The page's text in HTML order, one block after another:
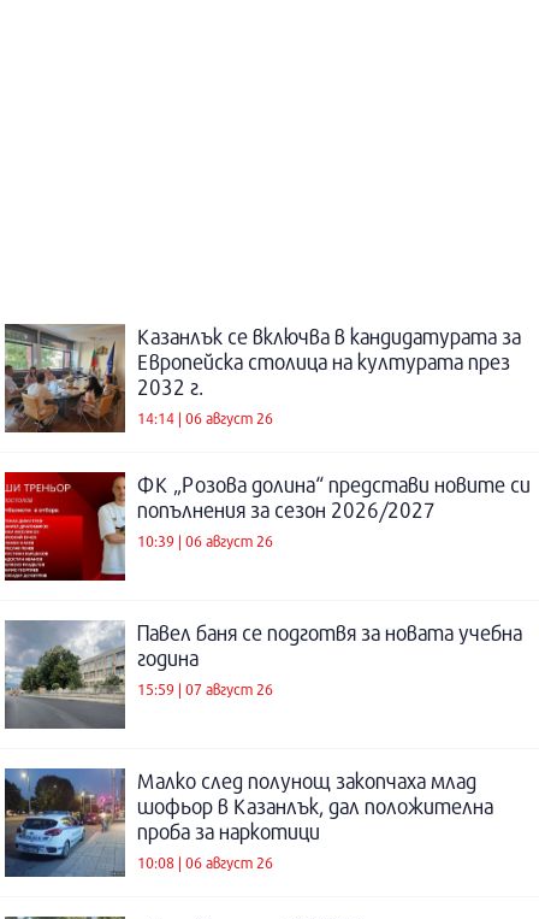
Казанлък се включва в кандидатурата за
Европейска столица на културата през
2032 г.
14:14 | 06 август 26
ФК „Розова долина“ представи новите си
попълнения за сезон 2026/2027
10:39 | 06 август 26
Павел баня се подготвя за новата учебна
година
15:59 | 07 август 26
Малко след полунощ закопчаха млад
шофьор в Казанлък, дал положителна
проба за наркотици
10:08 | 06 август 26